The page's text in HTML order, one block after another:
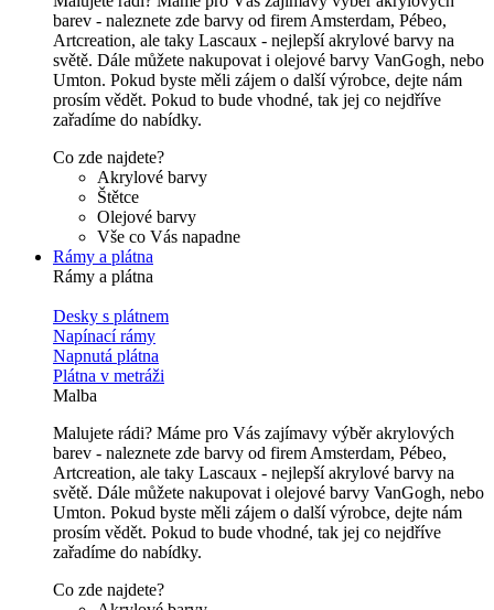
barev - naleznete zde barvy od firem Amsterdam, Pébeo,
Artcreation, ale taky Lascaux - nejlepší akrylové barvy na
světě. Dále můžete nakupovat i olejové barvy VanGogh, nebo
Umton. Pokud byste měli zájem o další výrobce, dejte nám
prosím vědět. Pokud to bude vhodné, tak jej co nejdříve
zařadíme do nabídky.
Co zde najdete?
Akrylové barvy
Štětce
Olejové barvy
Vše co Vás napadne
Rámy a plátna
Rámy a plátna
Desky s plátnem
Napínací rámy
Napnutá plátna
Plátna v metráži
Malba
Malujete rádi? Máme pro Vás zajímavy výběr akrylových
barev - naleznete zde barvy od firem Amsterdam, Pébeo,
Artcreation, ale taky Lascaux - nejlepší akrylové barvy na
světě. Dále můžete nakupovat i olejové barvy VanGogh, nebo
Umton. Pokud byste měli zájem o další výrobce, dejte nám
prosím vědět. Pokud to bude vhodné, tak jej co nejdříve
zařadíme do nabídky.
Co zde najdete?